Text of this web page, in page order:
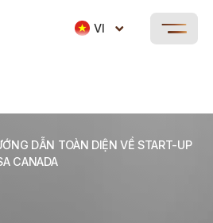
VI
DẪN TOÀN DIỆN VỀ START-UP
CANADA